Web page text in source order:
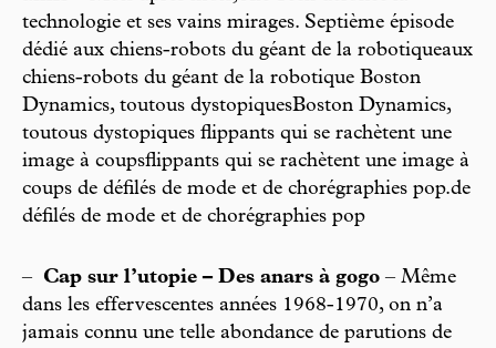
technologie et ses vains mirages. Septième épisode
dédié aux chiens-robots du géant de la robotiqueaux
chiens-robots du géant de la robotique Boston
Dynamics, toutous dystopiquesBoston Dynamics,
toutous dystopiques flippants qui se rachètent une
image à coupsflippants qui se rachètent une image à
coups de défilés de mode et de chorégraphies pop.de
défilés de mode et de chorégraphies pop
– Cap sur l’utopie – Des anars à gogo – Même
dans les effervescentes années 1968-1970, on n’a
jamais connu une telle abondance de parutions de